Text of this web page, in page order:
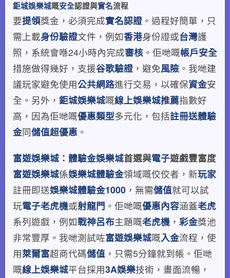
鉅城娛樂城嘅安全認證與實名流程
要提領獎金，必須完成實名認證 。過程好簡單，只
需上載身份驗證文件，例如香港身份證或台灣護
照，系統會喺24小時內完成審核 。佢哋嘅帳戶安全
措施做得幾好，支援谷歌驗證 ，避免風險 。我哋建
議玩家避免使用公共網路進行交易，以確保資金安
全。另外， 鉅城娛樂城嘅線上娛樂城推薦指數好
高，因為佢哋嘅優惠類型多元化，包括註冊送體驗
金同儲值超優惠 。
富遊娛樂城 ： 體驗金娛樂城首選與電子遊戲豐富度
富遊娛樂城係娛樂城體驗金領域嘅佼佼者，新玩家
註冊即送娛樂城體驗金1000 ，無需儲值就可以試
玩電子老虎機或射龍門 。佢哋嘅優惠內容涵蓋老虎
系列遊戲，例如戰神呂布主題嘅老虎機 ， 彩金獎池
非常豐厚。我哋測試咗富遊娛樂城嘅入金流程，使
用萊爾富超商代碼儲值 ，只需5分鐘就到帳。佢哋
嘅線上娛樂城平台採用3A娛樂技術，畫面流暢，